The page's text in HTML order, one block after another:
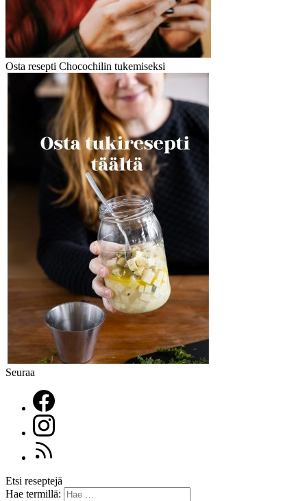
Osta resepti Chocochilin tukemiseksi
Seuraa
Etsi reseptejä
Hae termillä: